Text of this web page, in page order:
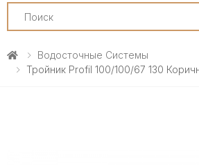
Search
Водосточные Системы
Тройник Profil 100/100/67 130